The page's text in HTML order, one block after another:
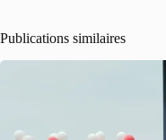
Publications similaires